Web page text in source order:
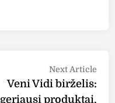
Next Article
Veni Vidi birželis:
geriausi produktai,